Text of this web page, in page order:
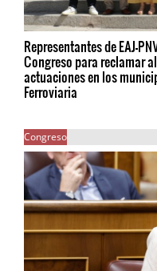
Representantes de EAJ-
Congreso para reclamar
actuaciones en los
Ferroviaria
Congreso